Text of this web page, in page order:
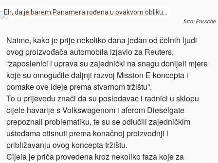
Eh, da je barem Panamera rođena u ovakvom obliku…
foto: Porsche
Naime, kako je prije nekoliko dana jedan od čelnih ljudi
ovog proizvođača automobila izjavio za Reuters,
“zaposlenici i uprava su zajednički na snagu donijeli mjere
koje su omogućile daljnji razvoj Mission E koncepta i
pomake ove ideje prema stvarnom tržištu”.
To u prijevodu znači da su poslodavac i radnici u sklopu
cijele havarije s Volkswagenom i aferom Dieselgate
prepoznali problematiku, te su se odlučili zajedničkim
uštedama otisnuti prema konačnoj proizvodnji i
približavanju ovog koncepta tržištu.
Cijela je priča provedena kroz nekoliko faza koje za